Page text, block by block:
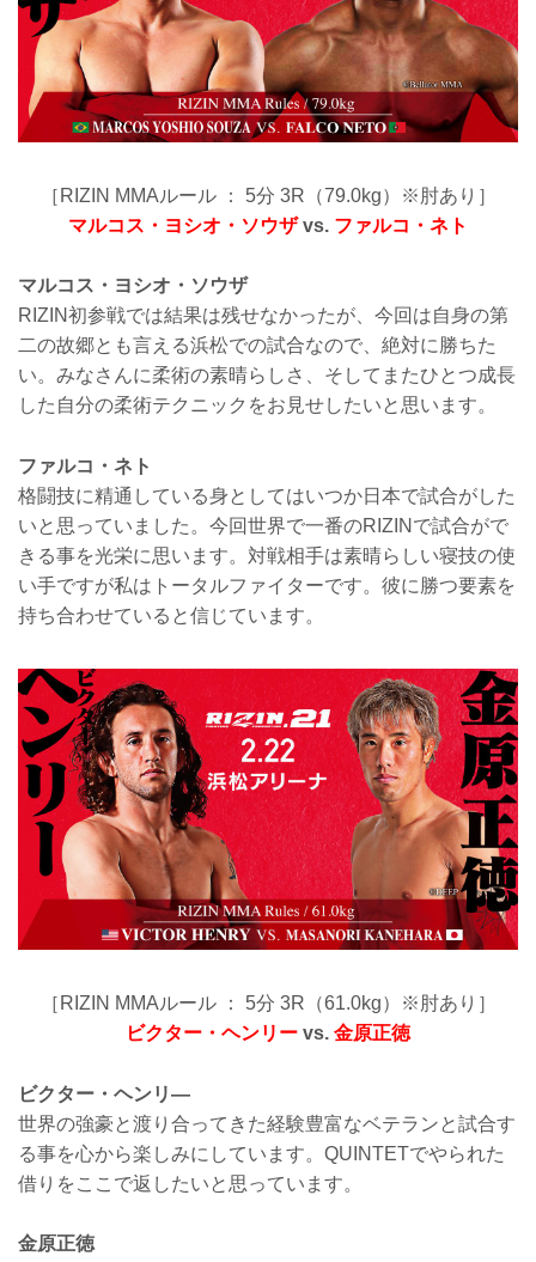
［RIZIN MMAルール ： 5分 3R（79.0kg）※肘あり］
マルコス・ヨシオ・ソウザvs. ファルコ・ネト
マルコス・ヨシオ・ソウザ
RIZIN初参戦では結果は残せなかったが、今回は自身の第
二の故郷とも言える浜松での試合なので、絶対に勝ちた
い。みなさんに柔術の素晴らしさ、そしてまたひとつ成長
した自分の柔術テクニックをお見せしたいと思います。
ファルコ・ネト
格闘技に精通している身としてはいつか日本で試合がした
いと思っていました。今回世界で一番のRIZINで試合がで
きる事を光栄に思います。対戦相手は素晴らしい寝技の使
い手ですが私はトータルファイターです。彼に勝つ要素を
持ち合わせていると信じています。
［RIZIN MMAルール ： 5分 3R（61.0kg）※肘あり］
ビクター・ヘンリー vs. 金原正徳
ビクター・ヘンリ―
世界の強豪と渡り合ってきた経験豊富なベテランと試合す
る事を心から楽しみにしています。QUINTETでやられた
借りをここで返したいと思っています。
金原正徳